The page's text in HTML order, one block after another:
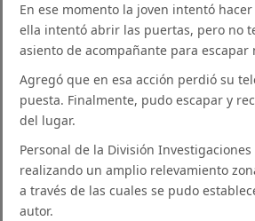
En ese momento la joven intentó
ella intentó abrir las puertas, pero no
asiento de acompañante para
Agregó que en esa acción perdió su
puesta. Finalmente, pudo escapar y
del lugar.
Personal de la División
realizando un amplio relevamiento
a través de las cuales se pudo
autor.